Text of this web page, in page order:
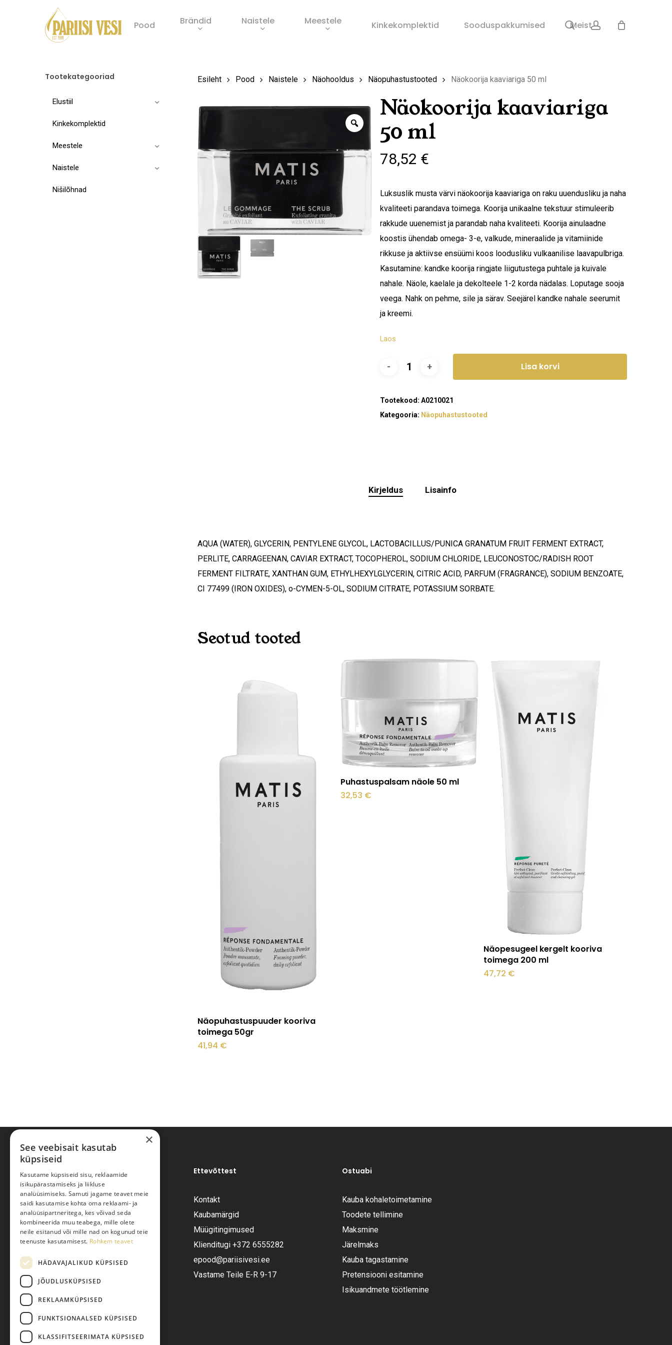
Pood Brändid Naistele Meestele Kinkekomplektid Sooduspakkumised Meist
search account
Ostukorv
Ostukorvis ei ole tooteid.
Tootekategooriad
Elustiil
Kinkekomplektid
Meestele
Naistele
Nišilõhnad
Esileht Pood Naistele Näohooldus Näopuhastustooted Näokoorija kaaviariga 50 ml
Zoom
Näokoorija kaaviariga
50 ml
78,52 €
Luksuslik musta värvi näokoorija kaaviariga on raku uuendusliku ja naha
kvaliteeti parandava toimega. Koorija unikaalne tekstuur stimuleerib
rakkude uuenemist ja parandab naha kvaliteeti. Koorija ainulaadne
koostis ühendab omega- 3-e, valkude, mineraalide ja vitamiinide
rikkuse ja aktiivse ensüümi koos loodusliku vulkaanilise laavapulbriga.
Kasutamine: kandke koorija ringjate liigutustega puhtale ja kuivale
nahale. Näole, kaelale ja dekolteele 1-2 korda nädalas. Loputage sooja
veega. Nahk on pehme, sile ja särav. Seejärel kandke nahale seerumit
ja kreemi.
Laos
Lisa korvi
Tootekood:A0210021
Kategooria: Näopuhastustooted
Kirjeldus Lisainfo
AQUA (WATER), GLYCERIN, PENTYLENE GLYCOL, LACTOBACILLUS/PUNICA GRANATUM FRUIT FERMENT EXTRACT,
PERLITE, CARRAGEENAN, CAVIAR EXTRACT, TOCOPHEROL, SODIUM CHLORIDE, LEUCONOSTOC/RADISH ROOT
FERMENT FILTRATE, XANTHAN GUM, ETHYLHEXYLGLYCERIN, CITRIC ACID, PARFUM (FRAGRANCE), SODIUM BENZOATE,
CI 77499 (IRON OXIDES), o-CYMEN-5-OL, SODIUM CITRATE, POTASSIUM SORBATE.
Seotud tooted
Lisa korvi
Näopuhastuspuuder kooriva
toimega 50gr
41,94 €
Lisa korvi
Puhastuspalsam näole 50 ml
32,53 €
Lisa korvi
Näopesugeel kergelt kooriva
toimega 200 ml
47,72 €
Pariisi Vesi OÜ
Tüve 54-2, Tallinn 13418
Telefon: +372 6555282
E-post: epood@pariisivesi.ee
Ettevõttest
Kontakt
Kaubamärgid
Müügitingimused
Klienditugi +372 6555282
epood@pariisivesi.ee
Vastame Teile E-R 9-17
Ostuabi
Kauba kohaletoimetamine
Toodete tellimine
Maksmine
Järelmaks
Kauba tagastamine
Pretensiooni esitamine
Isikuandmete töötlemine
×
See veebisait kasutab
küpsiseid
Kasutame küpsiseid sisu, reklaamide
isikupärastamiseks ja liikluse
analüüsimiseks. Samuti jagame teavet meie
saidi kasutamise kohta oma reklaami- ja
analüüsipartneritega, kes võivad seda
kombineerida muu teabega, mille olete
neile esitanud või mille nad on kogunud teie
teenuste kasutamisest. Rohkem teavet
HÄDAVAJALIKUD KÜPSISED
JÕUDLUSKÜPSISED
REKLAAMKÜPSISED
FUNKTSIONAALSED KÜPSISED
KLASSIFITSEERIMATA KÜPSISED